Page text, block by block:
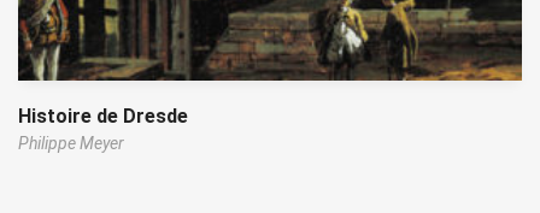
Histoire de Dresde
Philippe Meyer